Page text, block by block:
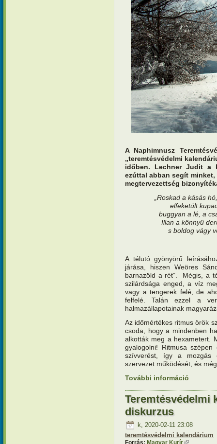
A Naphimnusz
„teremtésvédelmi
időben. Lechner Judit a
ezúttal abban segít
megtervezettség
„Roskad a kásás
elfeketült
buggyan a lé, a
Illan a könnyü
s boldog vágy
A télutó gyönyörű
járása, hiszen Weöres
barnazöld a rét”. Mégis, a
szilárdsága enged, a víz
vagy a tengerek felé, de
felfelé. Talán ezzel a
halmazállapotainak
Az időmértékes ritmus örök
csoda, hogy a mindenben
alkották meg a hexametert.
gyalogolni! Ritmusa
szívverést, így a mozgás
szervezet működését, és
További információ
Teremtésvédelmi
diskurzus
k, 2020-02-11 23:08
teremtésvédelmi kalendárium
Forrás: Magyar Kurír(külső